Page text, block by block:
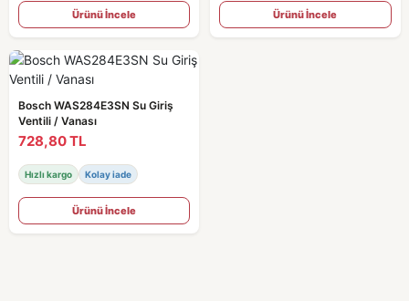
Ürünü İncele Ürünü İncele
Bosch WAS284E3SN Su Giriş
Ventili / Vanası
728,80 TL
Hızlı kargo Kolay iade
Ürünü İncele